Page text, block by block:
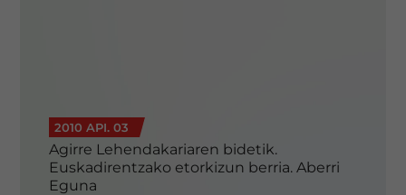
2010 API. 03
Agirre Lehendakariaren bidetik.
Euskadirentzako etorkizun berria. Aberri
Eguna